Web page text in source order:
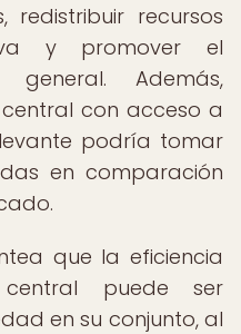
redistribuir recursos
y promover el
Además,
con acceso a
podría tomar
en comparación
que la eficiencia
puede ser
en su conjunto, al